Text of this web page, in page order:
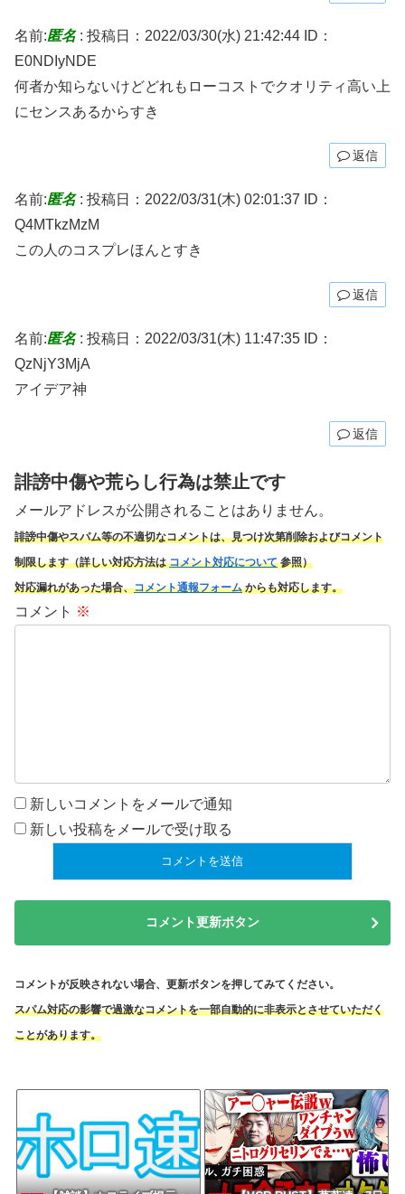
名前:匿名: 投稿日：2022/03/30(水) 21:42:44 ID：
E0NDIyNDE
何者か知らないけどどれもローコストでクオリティ高い上
にセンスあるからすき
返信
名前:匿名: 投稿日：2022/03/31(木) 02:01:37
ID：
Q4MTkzMzM
この人のコスプレほんとすき
返信
名前:匿名: 投稿日：2022/03/31(木) 11:47:35 ID：
QzNjY3MjA
アイデア神
返信
誹謗中傷や荒らし行為は禁止です
メールアドレスが公開されることはありません。
誹謗中傷やスパム等の不適切なコメントは、見つけ次第削除およびコメント
制限します（詳しい対応方法はコメント対応について参照）
対応漏れがあった場合、コメント通報フォームからも対応します。
コメント ※
新しいコメントをメールで通知
新しい投稿をメールで受け取る
コメント更新ボタン
コメントが反映されない場合、更新ボタンを押してみてください。
スパム対応の影響で過激なコメントを一部自動的に非表示とさせていただく
ことがあります。